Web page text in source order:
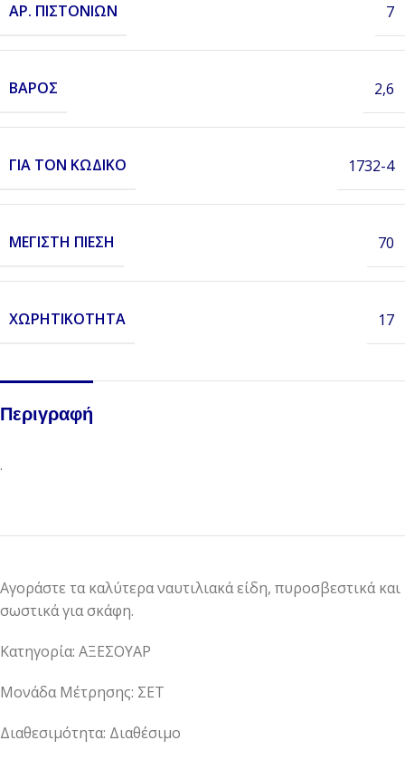
ΑΡ. ΠΙΣΤΟΝΙΏΝ 7
ΒΆΡΟΣ 2,6
ΓΙΑ ΤΟΝ ΚΩΔΙΚΌ 1732-4
ΜΈΓΙΣΤΗ ΠΊΕΣΗ 70
ΧΩΡΗΤΙΚΌΤΗΤΑ 17
Περιγραφή
.
Αγοράστε τα καλύτερα ναυτιλιακά είδη, πυροσβεστικά και
σωστικά για σκάφη.
Κατηγορία: ΑΞΕΣΟΥΑΡ
Μονάδα Μέτρησης: ΣΕΤ
Διαθεσιμότητα: Διαθέσιμο